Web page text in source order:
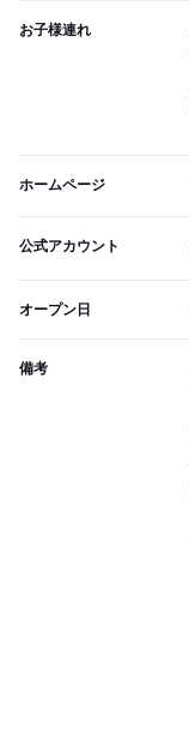
お子様連れ
ホームページ
公式アカウント
オープン日
備考